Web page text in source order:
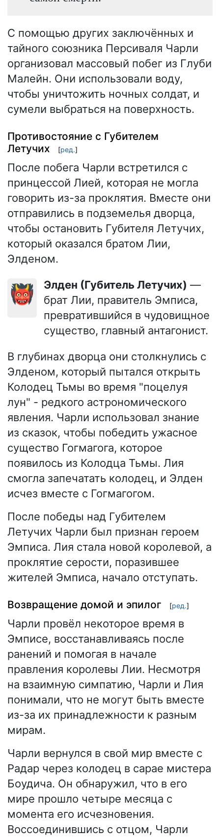
С помощью других заключённых и
тайного союзника Персиваля Чарли
организовал массовый побег из Глуби
Малейн. Они использовали воду,
чтобы уничтожить ночных солдат, и
сумели выбраться на поверхность.
Противостояние с Губителем
Летучих
[ред.]
После побега Чарли встретился с
принцессой Лией, которая не могла
говорить из-за проклятия. Вместе они
отправились в подземелья дворца,
чтобы остановить Губителя Летучих,
который оказался братом Лии,
Элденом.
👹 Элден (Губитель Летучих) —
брат Лии, правитель Эмписа,
превратившийся в чудовищное
существо, главный антагонист.
В глубинах дворца они столкнулись с
Элденом, который пытался открыть
Колодец Тьмы во время "поцелуя
лун" - редкого астрономического
явления. Чарли использовал знание
из сказок, чтобы победить ужасное
существо Гогмагога, которое
появилось из Колодца Тьмы. Лия
смогла запечатать колодец, и Элден
исчез вместе с Гогмагогом.
После победы над Губителем
Летучих Чарли был признан героем
Эмписа. Лия стала новой королевой, а
проклятие серости, поразившее
жителей Эмписа, начало отступать.
Возвращение домой и эпилог [ред.]
Чарли провёл некоторое время в
Эмписе, восстанавливаясь после
ранений и помогая в начале
правления королевы Лии. Несмотря
на взаимную симпатию, Чарли и Лия
понимали, что не могут быть вместе
из-за их принадлежности к разным
мирам.
Чарли вернулся в свой мир вместе с
Радар через колодец в сарае мистера
Боудича. Он обнаружил, что в его
мире прошло четыре месяца с
момента его исчезновения.
Воссоединившись с отцом, Чарли